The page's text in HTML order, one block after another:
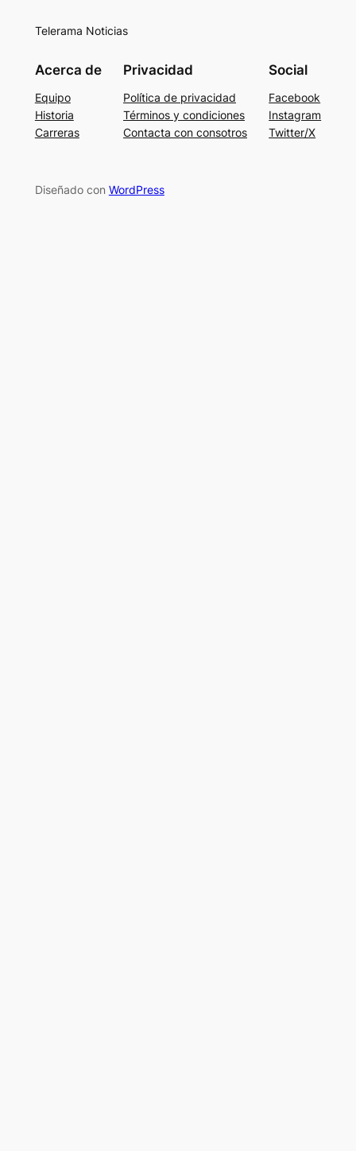
Telerama Noticias
Acerca de
Equipo
Historia
Carreras
Privacidad
Política de privacidad
Términos y condiciones
Contacta con consotros
Social
Facebook
Instagram
Twitter/X
Diseñado con WordPress